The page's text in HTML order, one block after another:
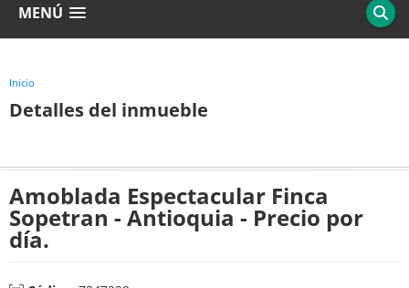
MENÚ
Inicio
Detalles del inmueble
Amoblada Espectacular Finca
Sopetran - Antioquia - Precio por
día.